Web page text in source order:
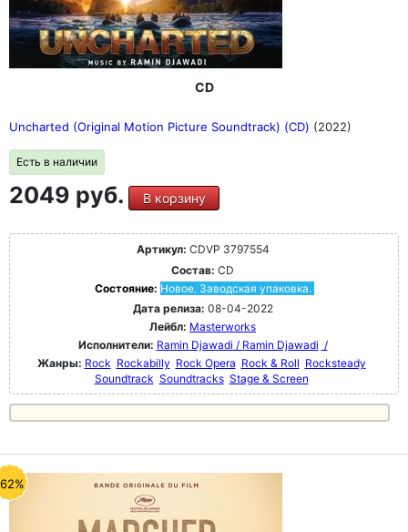
CD
Uncharted (Original Motion Picture Soundtrack) (CD) (2022)
Есть в наличии
2049 руб. В корзину
Артикул: CDVP 3797554
Состав: CD
Состояние: Новое. Заводская упаковка.
Дата релиза: 08-04-2022
Лейбл: Masterworks
Исполнители: Ramin Djawadi / Ramin Djawadi /
Жанры: Rock Rockabilly Rock Opera Rock & Roll Rocksteady
Soundtrack Soundtracks Stage & Screen